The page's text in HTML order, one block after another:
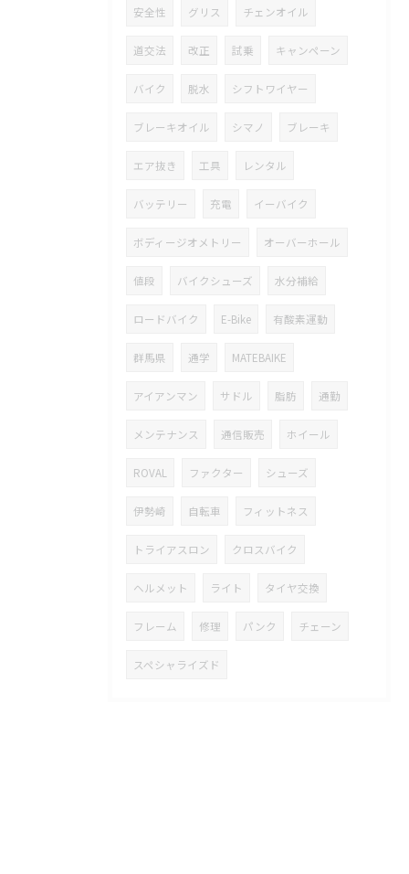
安全性 グリス チェンオイル
道交法 改正 試乗 キャンペーン
バイク 脱水 シフトワイヤー
ブレーキオイル シマノ ブレーキ
エア抜き 工具 レンタル
バッテリー 充電 イーバイク
ボディージオメトリー オーバーホール
値段 バイクシューズ 水分補給
ロードバイク E-Bike 有酸素運動
群馬県 通学 MATEBAIKE
アイアンマン サドル 脂肪 通勤
メンテナンス 通信販売 ホイール
ROVAL ファクター シューズ
伊勢崎 自転車 フィットネス
トライアスロン クロスバイク
ヘルメット ライト タイヤ交換
フレーム 修理 パンク チェーン
スペシャライズド